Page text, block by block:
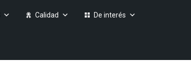
Calidad De interés